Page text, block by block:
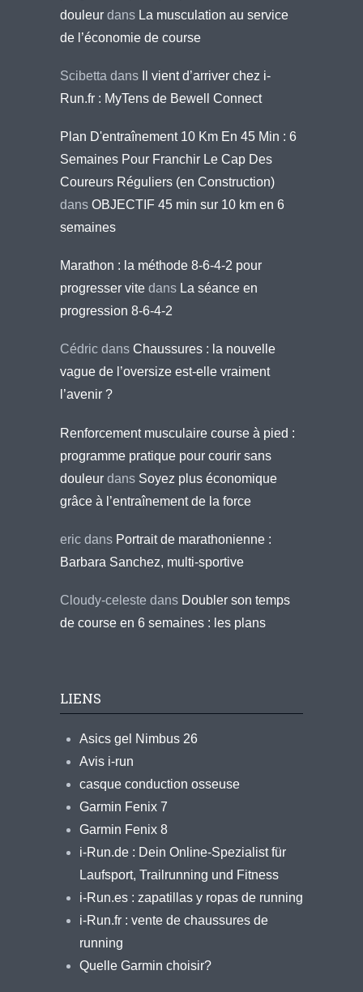
douleur dans La musculation au service
de l’économie de course
Scibetta dans
Il vient d’arriver chez i-
Run.fr : MyTens de Bewell Connect
Plan D'entraînement 10 Km En 45 Min : 6
Semaines Pour Franchir Le Cap Des
Coureurs Réguliers (en Construction)
dans OBJECTIF 45 min sur 10 km en 6
semaines
Marathon : la méthode 8-6-4-2 pour
progresser vite dans La séance en
progression 8-6-4-2
Cédric dans Chaussures : la nouvelle
vague de l’oversize est-elle vraiment
l’avenir ?
Renforcement musculaire course à pied :
programme pratique pour courir sans
douleur dans Soyez plus économique
grâce à l’entraînement de la force
eric dans Portrait de marathonienne :
Barbara Sanchez, multi-sportive
Cloudy-celeste dans Doubler son temps
de course en 6 semaines : les plans
LIENS
Asics gel Nimbus 26
Avis i-run
casque conduction osseuse
Garmin Fenix 7
Garmin Fenix 8
i-Run.de : Dein Online-Spezialist für
Laufsport, Trailrunning und Fitness
i-Run.es : zapatillas y ropas de running
i-Run.fr : vente de chaussures de
running
Quelle Garmin choisir?